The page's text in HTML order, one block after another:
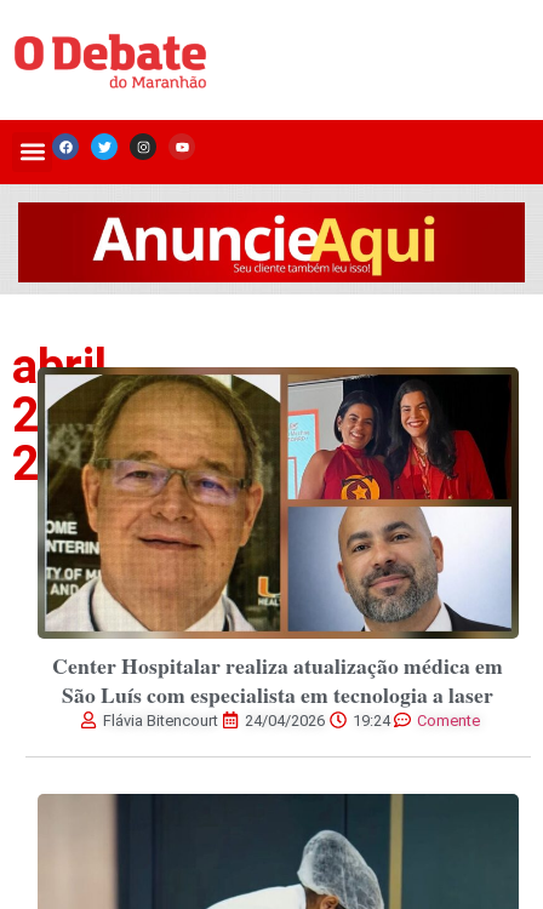
abril
24,
2026
Center Hospitalar realiza atualização médica em
São Luís com especialista em tecnologia a laser
Flávia Bitencourt 24/04/2026 19:24 Comente